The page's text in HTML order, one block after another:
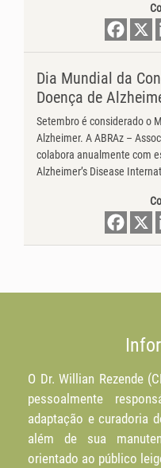
Dia Mundial da
Doença de
Setembro é considerado o
Alzheimer. A ABRAz –
colabora anualmente com
Alzheimer’s Disease
O Dr. Willian Rezende
pessoalmente
adaptação e curadoria
além de sua
orientado ao público